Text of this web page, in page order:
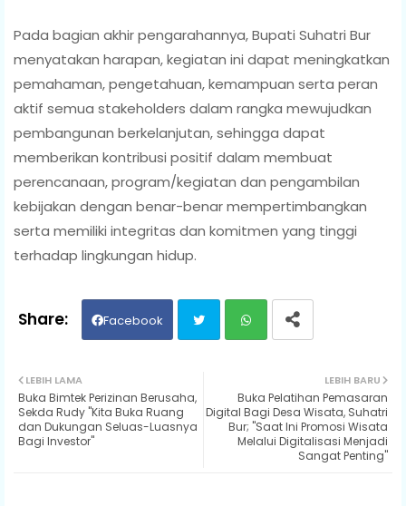
Pada bagian akhir pengarahannya, Bupati Suhatri Bur
menyatakan harapan, kegiatan ini dapat meningkatkan
pemahaman, pengetahuan, kemampuan serta peran
aktif semua stakeholders dalam rangka mewujudkan
pembangunan berkelanjutan, sehingga dapat
memberikan kontribusi positif dalam membuat
perencanaan, program/kegiatan dan pengambilan
kebijakan dengan benar-benar mempertimbangkan
serta memiliki integritas dan komitmen yang tinggi
terhadap lingkungan hidup.
Facebook
ter ats
ap
LEBIH BARU
Buka Pelatihan Pemasaran
Digital Bagi Desa Wisata, Suhatri
Bur; "Saat Ini Promosi Wisata
Melalui Digitalisasi Menjadi
Sangat Penting"
LEBIH LAMA
Buka Bimtek Perizinan Berusaha,
Sekda Rudy "Kita Buka Ruang
dan Dukungan Seluas-Luasnya
Bagi Investor"